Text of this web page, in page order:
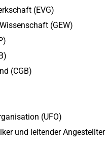
(EVG)
(GEW)
(CGB)
(UFO)
und leitender